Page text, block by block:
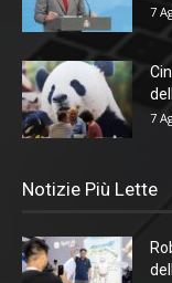
7
7
Notizie Più Lette